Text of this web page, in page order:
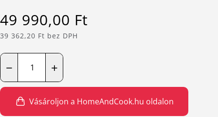
49 990,00 Ft
39 362,20 Ft bez DPH
+
−
Vásároljon a HomeAndCook.hu oldalon